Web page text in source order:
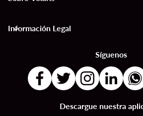
Información Legal
keyboard_arrow_down
Síguenos
Descargue nuestra